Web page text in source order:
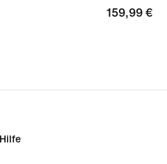
159,99 €
159,99 €
Hilfe